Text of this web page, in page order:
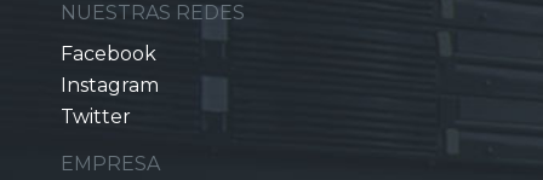
NUESTRAS REDES
Facebook
Instagram
Twitter
EMPRESA